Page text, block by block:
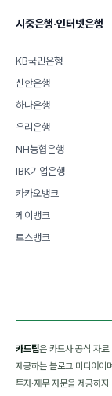
시중은행·인터넷은행
KB국민은행
신한은행
하나은행
우리은행
NH농협은행
IBK기업은행
카카오뱅크
케이뱅크
토스뱅크
카드팁은 카드사 공식 자료
제공하는 블로그 미디어이
투자·재무 자문을 제공하